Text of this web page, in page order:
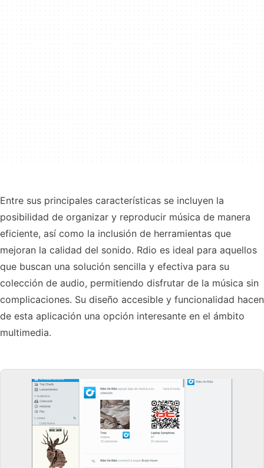
Entre sus principales características se incluyen la
posibilidad de organizar y reproducir música de manera
eficiente, así como la inclusión de herramientas que
mejoran la calidad del sonido. Rdio es ideal para aquellos
que buscan una solución sencilla y efectiva para su
colección de audio, permitiendo disfrutar de la música sin
complicaciones. Su diseño accesible y funcionalidad hacen
de esta aplicación una opción interesante en el ámbito
multimedia.